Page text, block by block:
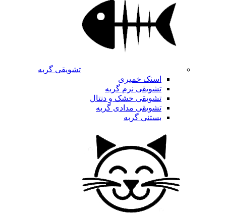
تشویقی گربه
اسنک خمیری
تشویقی نرم گربه
تشویقی خشک و دنتال
تشویقی مدادی گربه
بستنی گربه